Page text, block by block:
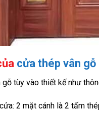
cửa thép vân gỗ
gỗ tùy vào thiết kế như
2 mặt cánh là 2 tấm